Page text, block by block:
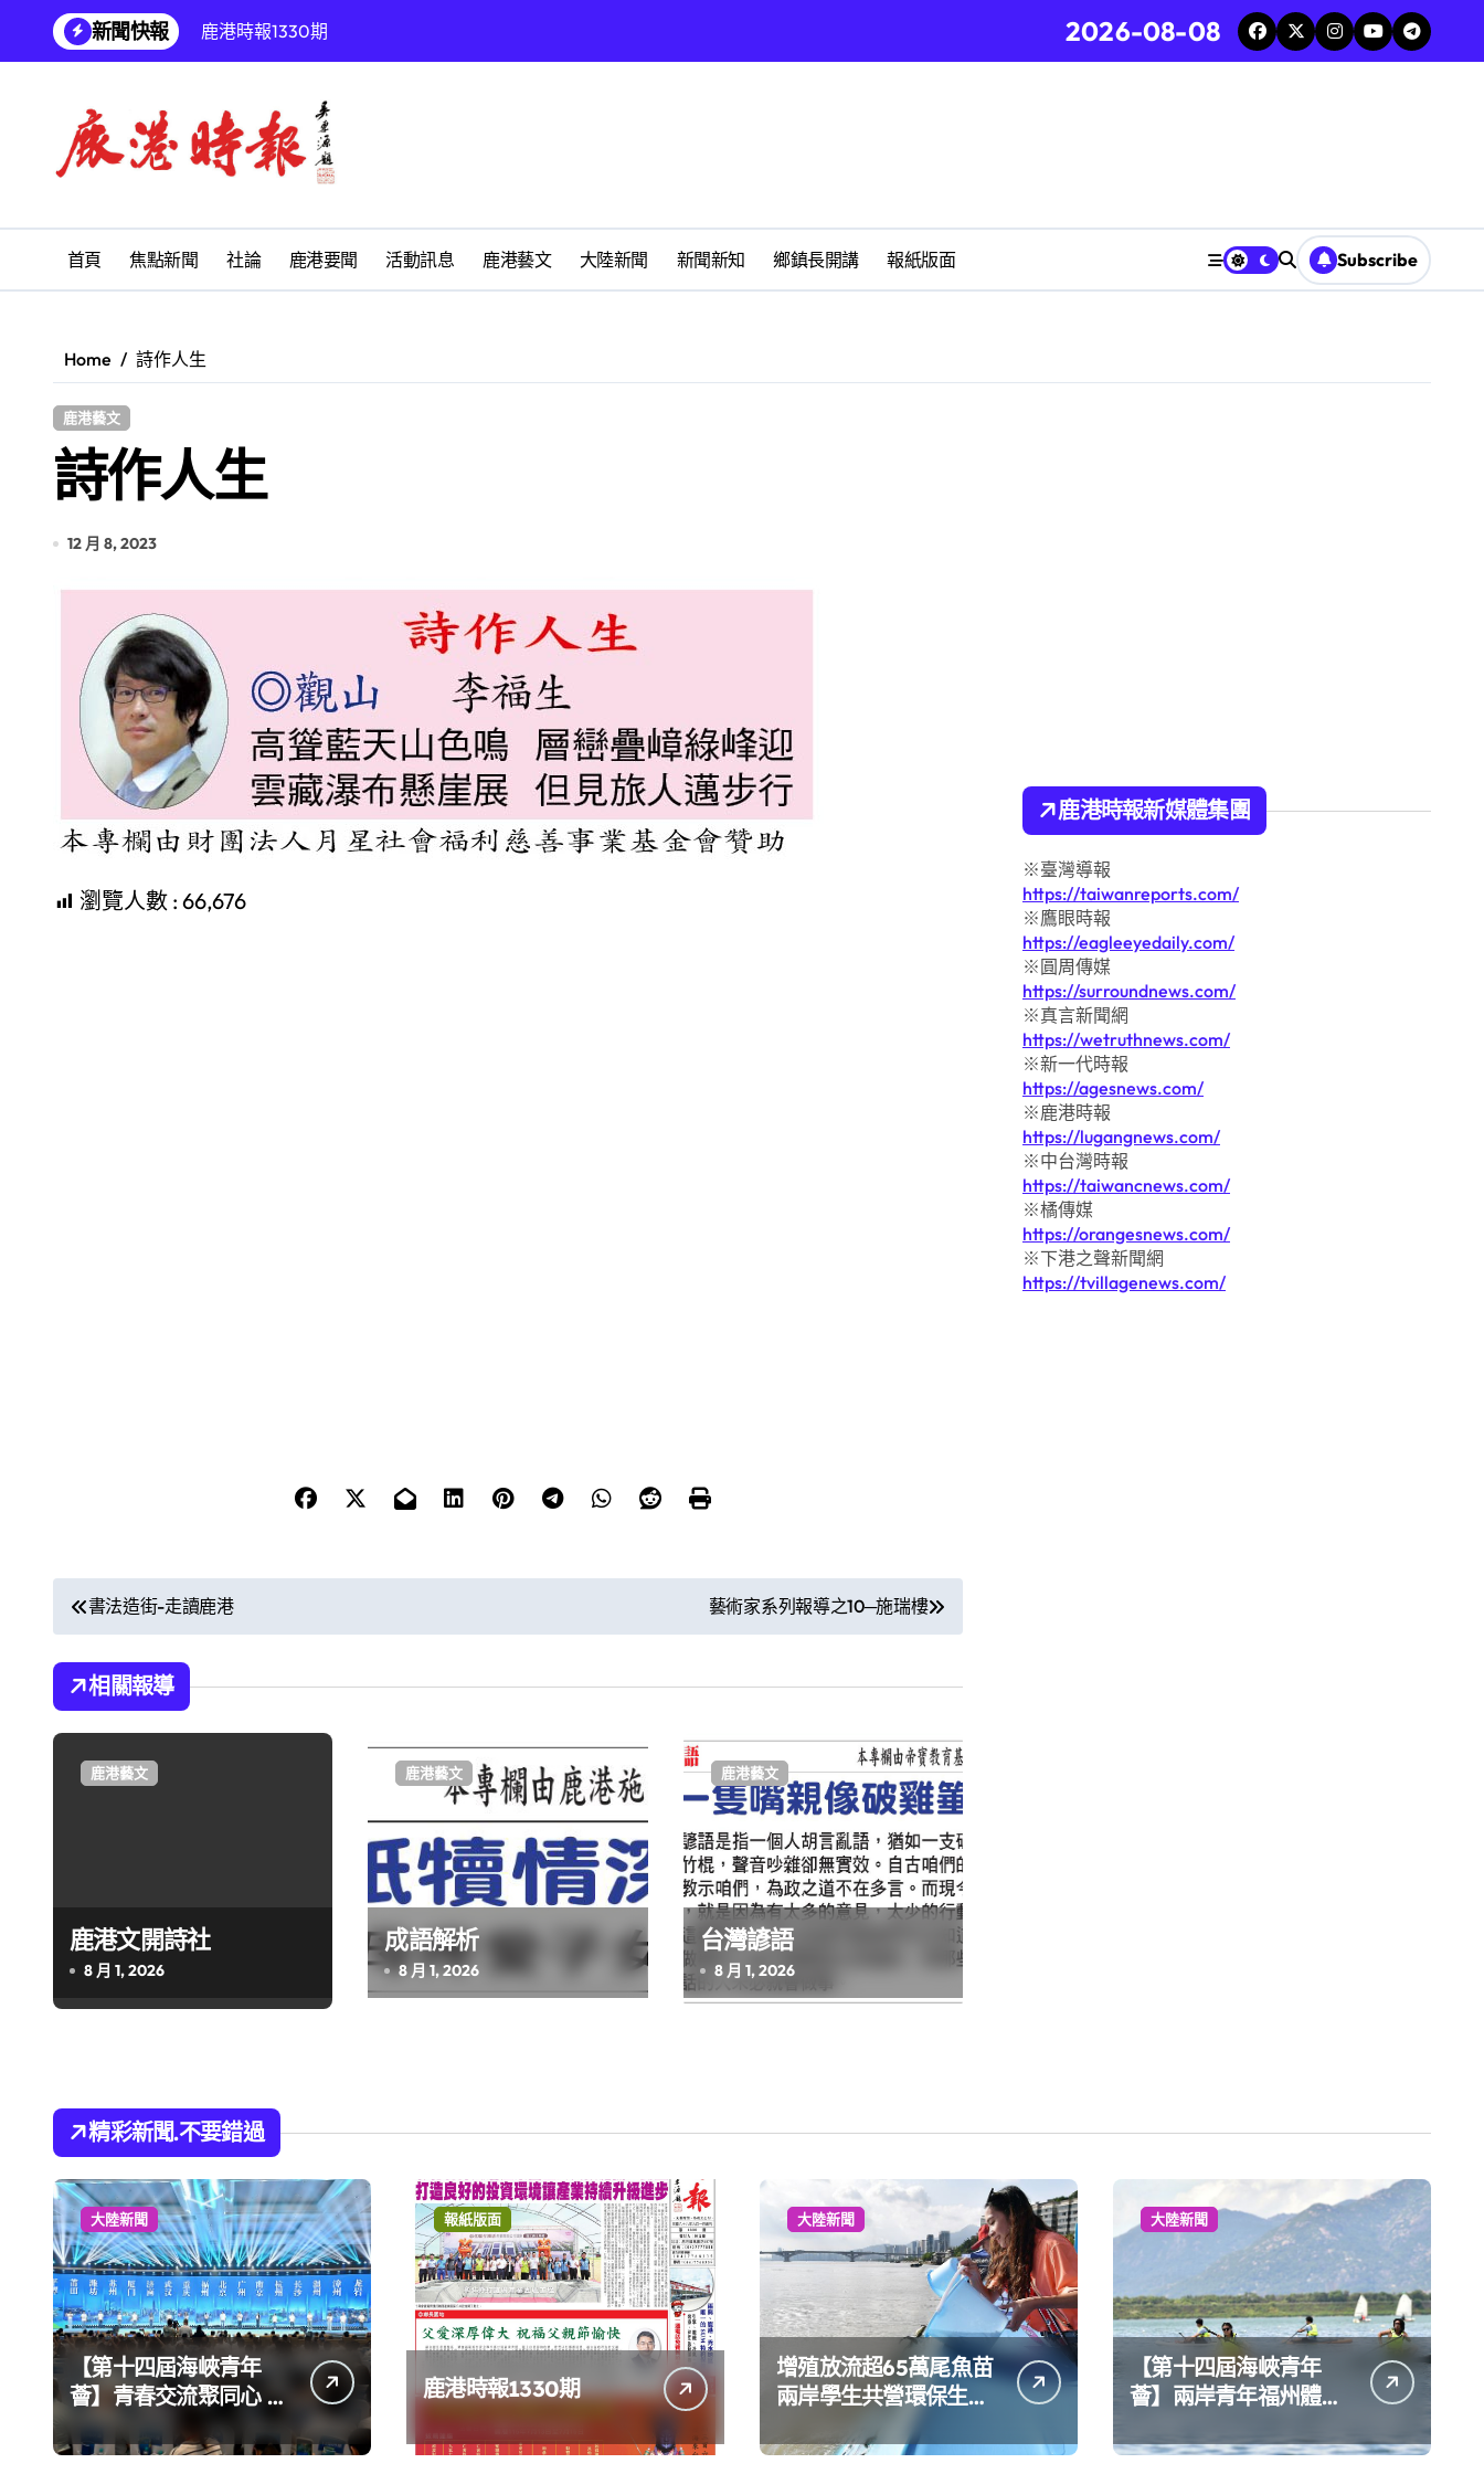
content
新聞快報
鹿港時報1330期
【第十四屆海峽青年薈】兩岸青年福州體驗水上運動
兩岸青年齊聚福州共話農文旅融合發展
彰化縣長青幸福卡功能再提升幸福彰化隨我走 一卡在手提供更完善及貼近生活的福利服務
為鰻魚產業注入活水 找回養殖業者的春天
SUM順興汽車
2026-08-08
首頁 焦點新聞 社論 鹿港要聞 活動訊息 鹿港藝文 大陸新聞 新聞新知 鄉鎮長開講 報紙版面 Subscribe
Home 詩作人生
鹿港藝文
詩作人生
12 月 8, 2023
瀏覽人數 : 66,676
文
章
導
覽
書法造街-走讀鹿港 藝術家系列報導之10─施瑞樓
相關報導
鹿港藝文
鹿港文開詩社
8 月 1, 2026
鹿港藝文
成語解析
8 月 1, 2026
鹿港藝文
台灣諺語
8 月 1, 2026
鹿港時報新媒體集團
※臺灣導報
https://taiwanreports.com/
※鷹眼時報
https://eagleeyedaily.com/
※圓周傳媒
https://surroundnews.com/
※真言新聞網
https://wetruthnews.com/
※新一代時報
https://agesnews.com/
※鹿港時報
https://lugangnews.com/
※中台灣時報
https://taiwancnews.com/
※橘傳媒
https://orangesnews.com/
※下港之聲新聞網
https://tvillagenews.com/
精彩新聞.不要錯過
大陸新聞
【第十四屆海峽青年
薈】青春交流聚同心 攜
手融合共奮進
報紙版面
鹿港時報1330期
大陸新聞
增殖放流超65萬尾魚苗
兩岸學生共營環保生態
大陸新聞
【第十四屆海峽青年
薈】兩岸青年福州體驗